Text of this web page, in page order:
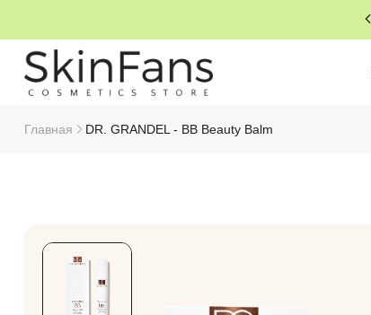
Главная DR. GRANDEL - BB Beauty Balm